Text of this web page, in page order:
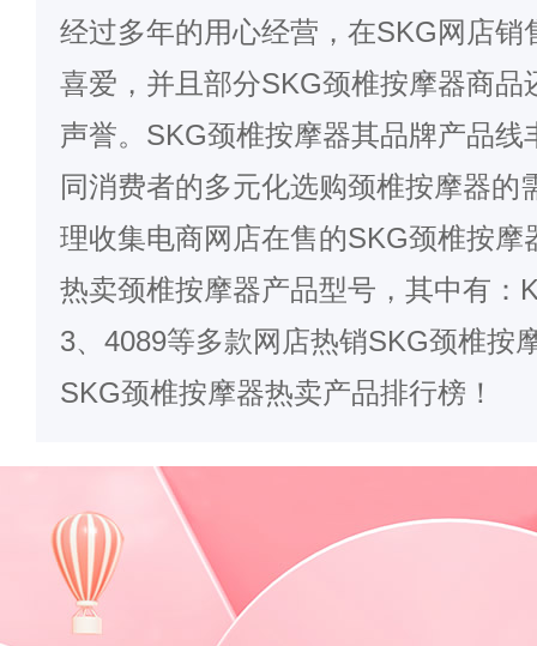
经过多年的用心经营，在SKG 网店销
喜爱，并且部分SKG颈椎按摩器商品
声誉。SKG颈椎按摩器其品牌产品线
同消费者的多元化选购颈椎按摩器的
理收集电商网店在售的SKG颈椎按摩
热卖颈椎按摩器产品型号，其中有：
3、4089等多款网店热销SKG颈椎按
SKG颈椎按摩器热卖产品排行榜！